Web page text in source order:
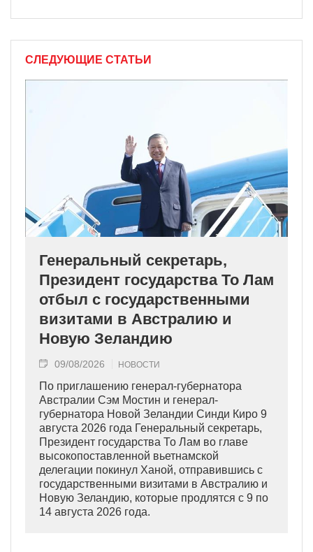
СЛЕДУЮЩИЕ СТАТЬИ
Генеральный секретарь,
Президент государства То Лам
отбыл с государственными
визитами в Австралию и
Новую Зеландию
09/08/2026 НОВОСТИ
По приглашению генерал-губернатора
Австралии Сэм Мостин и генерал-
губернатора Новой Зеландии Синди Киро 9
августа 2026 года Генеральный секретарь,
Президент государства То Лам во главе
высокопоставленной вьетнамской
делегации покинул Ханой, отправившись с
государственными визитами в Австралию и
Новую Зеландию, которые продлятся с 9 по
14 августа 2026 года.